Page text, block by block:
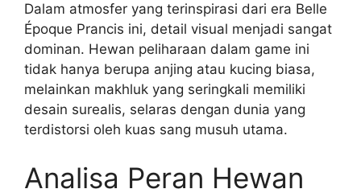
Dalam atmosfer yang terinspirasi dari era Belle
Époque Prancis ini, detail visual menjadi sangat
dominan. Hewan peliharaan dalam game ini
tidak hanya berupa anjing atau kucing biasa,
melainkan makhluk yang seringkali memiliki
desain surealis, selaras dengan dunia yang
terdistorsi oleh kuas sang musuh utama.
Analisa Peran Hewan